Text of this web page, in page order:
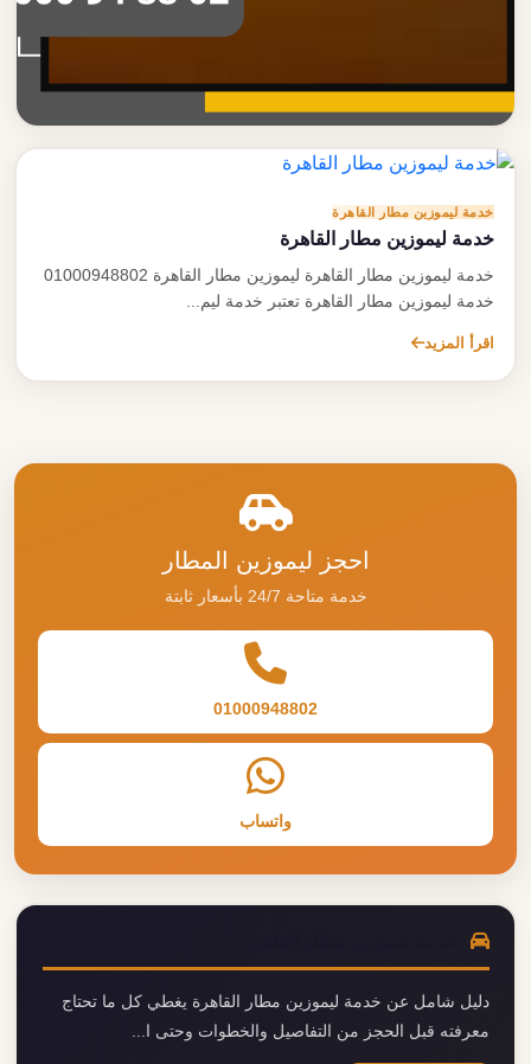
خدمة ليموزين مطار القاهرة
دليل شامل حول خدمة ليموزين مطار القاهرة تعرف على كل ما
تحتاجه قبل الحجز والتفاصيل الكاملة للخدمة
اقرأ المزيد
خدمة ليموزين مطار القاهرة
خدمة ليموزين مطار القاهرة
خدمة ليموزين مطار القاهرة ليموزين مطار القاهرة 01000948802
خدمة ليموزين مطار القاهرة تعتبر خدمة ليم...
اقرأ المزيد
احجز ليموزين المطار
خدمة متاحة 24/7 بأسعار ثابتة
01000948802
واتساب
خدمة ليموزين مطار القاهرة
دليل شامل عن خدمة ليموزين مطار القاهرة يغطي كل ما تحتاج
معرفته قبل الحجز من التفاصيل والخطوات وحتى ا...